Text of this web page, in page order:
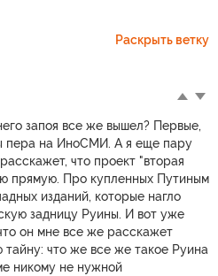
Раскрыть ветку
запоя все же вышел? Первые,
пера на ИноСМИ. А я еще пару
что проект "вторая
прямую. Про купленных Путиным
изданий, которые нагло
задницу Руины. И вот уже
он мне все же расскажет
что же все же такое Руина
никому не нужной